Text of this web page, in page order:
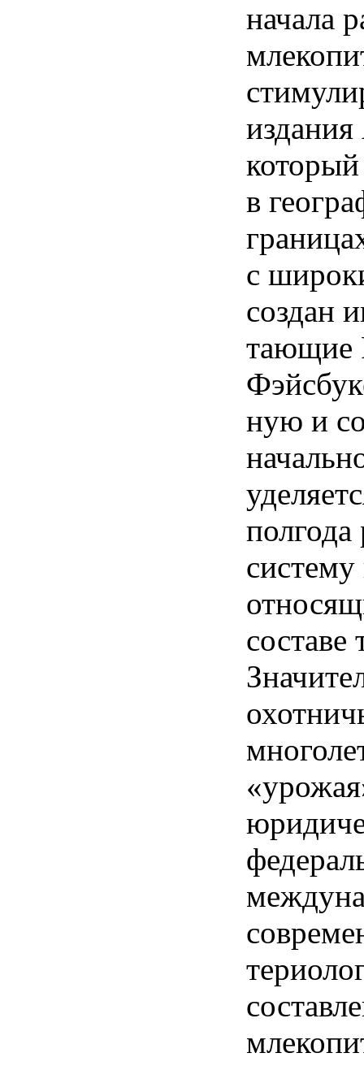
начала
в
с
создан
тающие
ную и
систему